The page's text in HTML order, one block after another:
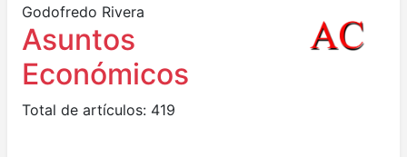
Godofredo Rivera
Asuntos
Económicos
Total de artículos: 419